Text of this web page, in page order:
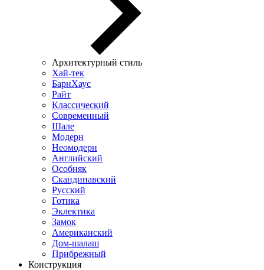
Архитектурный стиль
Хай-тек
БарнХаус
Райт
Классический
Современный
Шале
Модерн
Неомодерн
Английский
Особняк
Скандинавский
Русский
Готика
Эклектика
Замок
Американский
Дом-шалаш
Прибрежный
Конструкция